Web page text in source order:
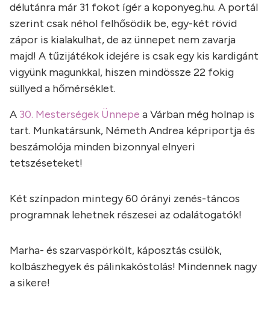
délutánra már 31 fokot ígér a koponyeg.hu. A portál
szerint csak néhol felhősödik be, egy-két rövid
zápor is kialakulhat, de az ünnepet nem zavarja
majd! A tűzijátékok idejére is csak egy kis kardigánt
vigyünk magunkkal, hiszen mindössze 22 fokig
süllyed a hőmérséklet.
A 30. Mesterségek Ünnepe a Várban még holnap is
tart. Munkatársunk, Németh Andrea képriportja és
beszámolója minden bizonnyal elnyeri
tetszéseteket!
Két színpadon mintegy 60 órányi zenés-táncos
programnak lehetnek részesei az odalátogatók!
Marha- és szarvaspörkölt, káposztás csülök,
kolbászhegyek és pálinkakóstolás! Mindennek nagy
a sikere!